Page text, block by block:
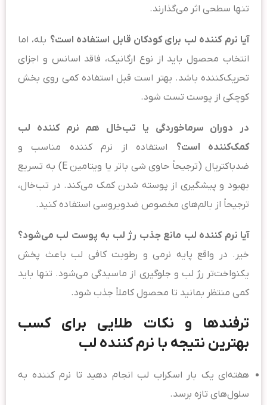
تنها سطحی اثر می‌گذارند.
آیا نرم کننده لب برای کودکان قابل استفاده است؟ بله، اما
انتخاب محصول باید از نوع ارگانیک، فاقد اسانس و اجزای
تحریک‌کننده باشد. بهتر است قبل استفاده کمی روی بخش
کوچکی از پوست تست شود.
در دوران سرماخوردگی یا تب‌خال هم نرم کننده لب
کمک‌کننده است؟ استفاده از نرم کننده مناسب و
ضدباکتریال (ترجیحاً حاوی شی باتر یا ویتامین E) به تسریع
بهبود و پیشگیری از پوسته شدن کمک می‌کند. در تب‌خال،
ترجیحاً از بالم‌های مخصوص ضدویروسی استفاده کنید.
آیا نرم کننده لب مانع جذب رژ لب به پوست لب می‌شود؟
خیر. در واقع پایه نرمی و رطوبت کافی لب باعث پخش
یکنواخت‌تر رژ لب و جلوگیری از ماسیدگی می‌شود. تنها باید
کمی منتظر بمانید تا محصول کاملاً جذب شود.
ترفندها و نکات طلایی برای کسب
بهترین نتیجه با نرم کننده لب
هفته‌ای یک بار اسکراب لب انجام دهید تا نرم کننده به
سلول‌های تازه برسد.